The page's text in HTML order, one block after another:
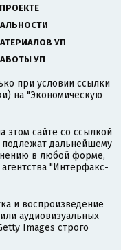
УП
УП
при условии ссылки
на "Экономическую
сайте со ссылкой
подлежат дальнейшему
в любой форме,
"Интерфакс-
и воспроизведение
аудиовизуальных
Images строго